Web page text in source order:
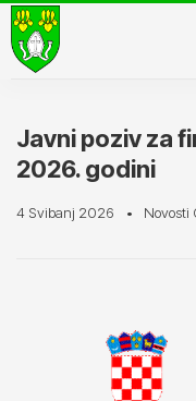
Javni poziv za
2026. godini
4 Svibanj 2026 Novosti